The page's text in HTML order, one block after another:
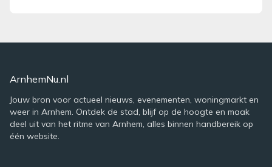
ArnhemNu.nl
Jouw bron voor actueel nieuws, evenementen, woningmarkt en
weer in Arnhem. Ontdek de stad, blijf op de hoogte en maak
deel uit van het ritme van Arnhem, alles binnen handbereik op
één website.